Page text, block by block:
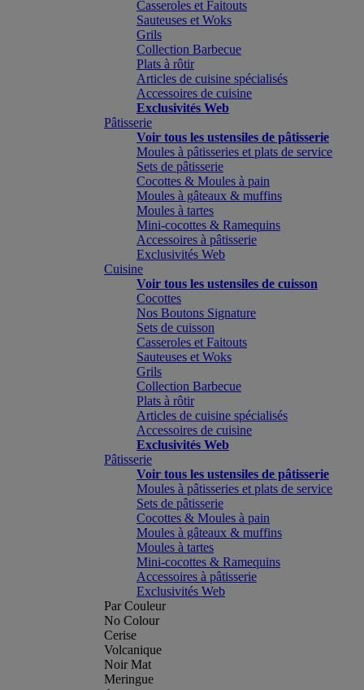
Casseroles et Faitouts
Sauteuses et Woks
Grils
Collection Barbecue
Plats à rôtir
Articles de cuisine spécialisés
Accessoires de cuisine
Exclusivités Web
Pâtisserie
Voir tous les ustensiles de pâtisserie
Moules à pâtisseries et plats de service
Sets de pâtisserie
Cocottes & Moules à pain
Moules à gâteaux & muffins
Moules à tartes
Mini-cocottes & Ramequins
Accessoires à pâtisserie
Exclusivités Web
Cuisine
Voir tous les ustensiles de cuisson
Cocottes
Nos Boutons Signature
Sets de cuisson
Casseroles et Faitouts
Sauteuses et Woks
Grils
Collection Barbecue
Plats à rôtir
Articles de cuisine spécialisés
Accessoires de cuisine
Exclusivités Web
Pâtisserie
Voir tous les ustensiles de pâtisserie
Moules à pâtisseries et plats de service
Sets de pâtisserie
Cocottes & Moules à pain
Moules à gâteaux & muffins
Moules à tartes
Mini-cocottes & Ramequins
Accessoires à pâtisserie
Exclusivités Web
Par Couleur
No Colour
Cerise
Volcanique
Noir Mat
Meringue